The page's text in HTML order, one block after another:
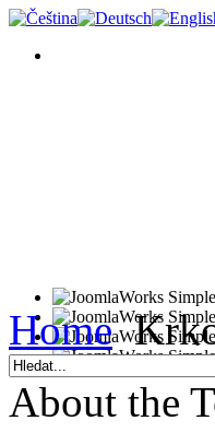
Home
About the